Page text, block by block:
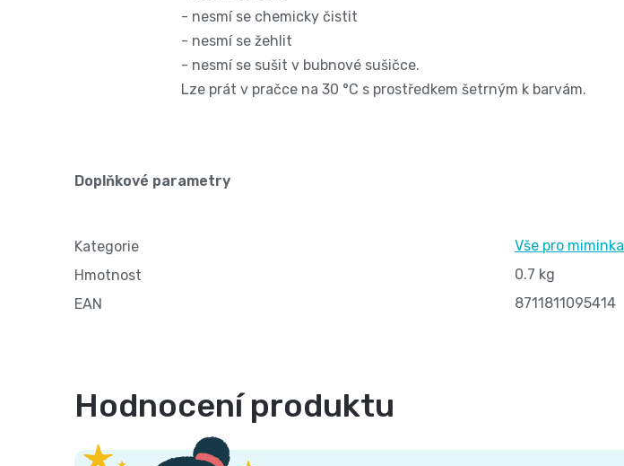
- nesmí se chemicky čistit
- nesmí se žehlit
- nesmí se sušit v bubnové sušičce.
Lze prát v pračce na 30 °C s prostředkem šetrným k barvám.
Doplňkové parametry
Kategorie
Vše pro miminka
Hmotnost
0.7 kg
EAN
8711811095414
Hodnocení produktu